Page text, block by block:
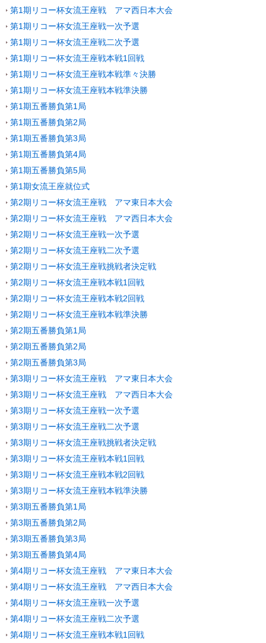
第1期リコー杯女流王座戦 アマ西日本大会
第1期リコー杯女流王座戦一次予選
第1期リコー杯女流王座戦二次予選
第1期リコー杯女流王座戦本戦1回戦
第1期リコー杯女流王座戦本戦準々決勝
第1期リコー杯女流王座戦本戦準決勝
第1期五番勝負第1局
第1期五番勝負第2局
第1期五番勝負第3局
第1期五番勝負第4局
第1期五番勝負第5局
第1期女流王座就位式
第2期リコー杯女流王座戦 アマ東日本大会
第2期リコー杯女流王座戦 アマ西日本大会
第2期リコー杯女流王座戦一次予選
第2期リコー杯女流王座戦二次予選
第2期リコー杯女流王座戦挑戦者決定戦
第2期リコー杯女流王座戦本戦1回戦
第2期リコー杯女流王座戦本戦2回戦
第2期リコー杯女流王座戦本戦準決勝
第2期五番勝負第1局
第2期五番勝負第2局
第2期五番勝負第3局
第3期リコー杯女流王座戦 アマ東日本大会
第3期リコー杯女流王座戦 アマ西日本大会
第3期リコー杯女流王座戦一次予選
第3期リコー杯女流王座戦二次予選
第3期リコー杯女流王座戦挑戦者決定戦
第3期リコー杯女流王座戦本戦1回戦
第3期リコー杯女流王座戦本戦2回戦
第3期リコー杯女流王座戦本戦準決勝
第3期五番勝負第1局
第3期五番勝負第2局
第3期五番勝負第3局
第3期五番勝負第4局
第4期リコー杯女流王座戦 アマ東日本大会
第4期リコー杯女流王座戦 アマ西日本大会
第4期リコー杯女流王座戦一次予選
第4期リコー杯女流王座戦二次予選
第4期リコー杯女流王座戦本戦1回戦